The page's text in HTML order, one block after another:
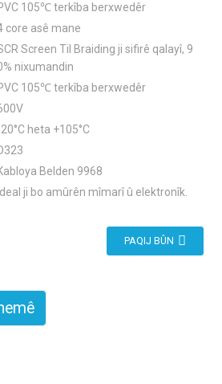
105℃ terkîba berxwedêr
core asê mane
Screen Til Braiding ji sifirê qalayî, 9
nixumandin
105℃ terkîba berxwedêr
heta +105°C
Belden 9968
ji bo amûrên mîmarî û elektronîk.
PAQIJ BÛN